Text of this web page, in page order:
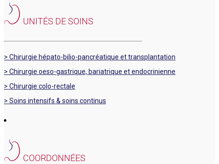
UNITÉS DE SOINS
> Chirurgie hépato-bilio-pancréatique et transplantation
> Chirurgie oeso-gastrique, bariatrique et endocrinienne
> Chirurgie colo-rectale
> Soins intensifs & soins continus
COORDONNÉES